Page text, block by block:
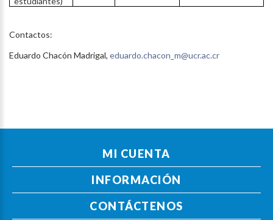
Contactos:
Eduardo Chacón Madrigal, eduardo.chacon_m@ucr.ac.cr
MI CUENTA
INFORMACIÓN
CONTÁCTENOS